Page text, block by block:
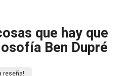
que hay que
Ben Dupré
reseña!